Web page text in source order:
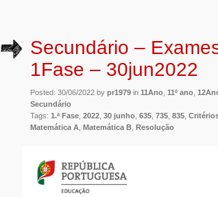
Secundário –
1Fase – 30jun2022
Posted: 30/06/2022 by pr1979 in 11Ano 11º ano
Secundário
Tags: 1.ª Fase 2022 30 junho 635 735 835
Matemática A Matemática B Resolução